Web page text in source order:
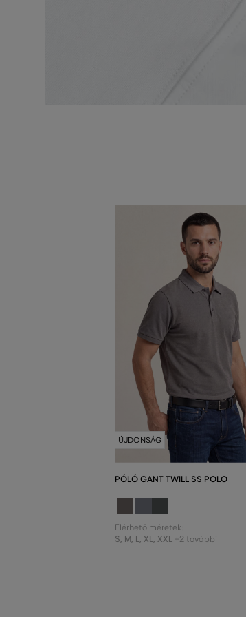
ÚJDONSÁG
PÓLÓ GANT TWILL SS POLO
Elérhető méretek:
S M L XL XXL +2 további